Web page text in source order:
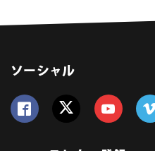
数
ソーシャル